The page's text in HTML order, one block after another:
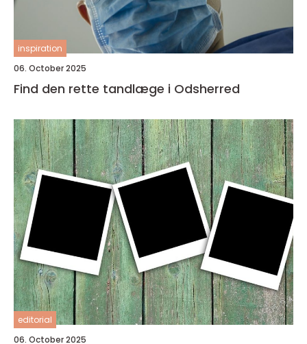
inspiration
06. October 2025
Find den rette tandlæge i Odsherred
editorial
06. October 2025